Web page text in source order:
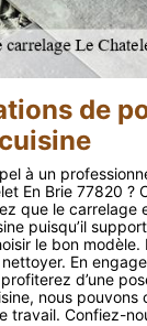
de
à un
En Brie 77820 ?
que le carrelage
puisqu’il
le bon modèle.
En
d’une
nous pouvons
travail. Confiez-